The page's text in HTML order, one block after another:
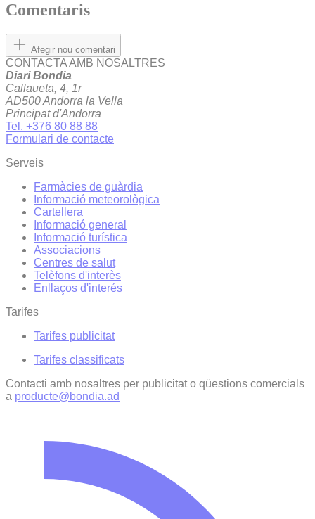
Comentaris
Afegir nou comentari
CONTACTA AMB NOSALTRES
Diari Bondia
Callaueta, 4, 1r
AD500 Andorra la Vella
Principat d'Andorra
Tel. +376 80 88 88
Formulari de contacte
Serveis
Farmàcies de guàrdia
Informació meteorològica
Cartellera
Informació general
Informació turística
Associacions
Centres de salut
Telèfons d'interès
Enllaços d'interés
Tarifes
Tarifes publicitat
Tarifes classificats
Contacti amb nosaltres per publicitat o qüestions comercials
a producte@bondia.ad